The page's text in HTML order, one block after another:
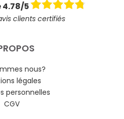
4.78/5
clients certifiés
nous?
légales
personnelles
CGV